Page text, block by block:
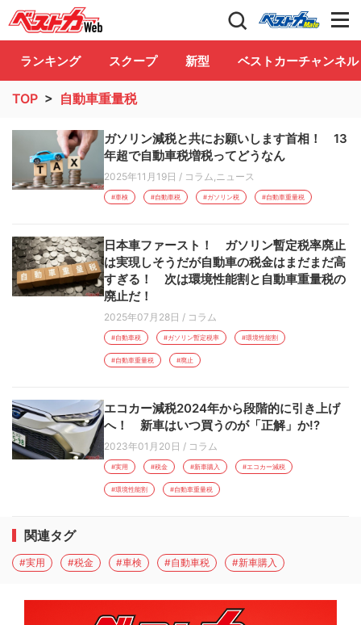
自動車情報誌「ベストカー」 Club
ランキング スクープ 新型 ベストカーチャンネル
TOP > 自動車重量税
ガソリン減税と共にお願いします首相！ 13
年超で自動車税増税ってどうなん
2025年11月19日 / コラム,ニュース
#車検 #自動車税 #ガソリン税 #自動車重量税
日本車ファースト！ ガソリン暫定税率廃止
は実現しそうだが自動車の税金はまだまだ高
すぎる！ 次は環境性能割と自動車重量税の
廃止だ！
2025年07月28日 / コラム
#自動車税 #ガソリン暫定税率 #環境性能割
#自動車重量税 #廃止
エコカー減税2024年から段階的に引き上げ
へ！ 新車はいつ買うのが「正解」か!?
2023年01月20日 / コラム
#実用 #税金 #新車購入 #エコカー減税
#環境性能割 #自動車重量税
関連タグ
#実用 #税金 #車検 #自動車税 #新車購入